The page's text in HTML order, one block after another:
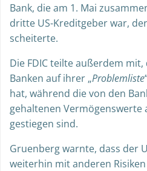
Bank, die am 1. Mai
dritte US-Kreditgeber war,
scheiterte.
Die FDIC teilte außerdem
Banken auf ihrer „Problemliste
hat, während die von den
gehaltenen Vermögenswerte
gestiegen sind.
Gruenberg warnte, dass der
weiterhin mit anderen